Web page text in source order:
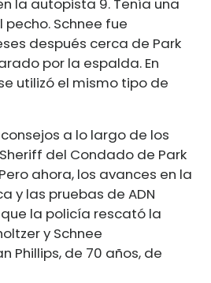
la autopista 9. Tenía una
Schnee fue
después cerca de Park
por la espalda. En
utilizó el mismo tipo de
a lo largo de los
del Condado de Park
ahora, los avances en la
y las pruebas de ADN
la policía rescató la
y Schnee
Phillips, de 70 años, de